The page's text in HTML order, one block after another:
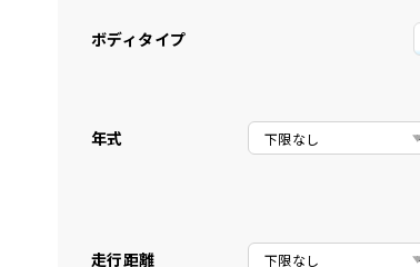
ボディタイプ
年式
走行距離